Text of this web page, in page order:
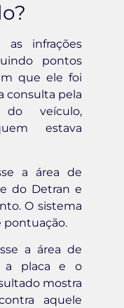
infrações
pontos
que ele foi
consulta pela
veículo,
estava
a área de
do Detran e
O sistema
pontuação.
a área de
a placa e o
mostra
aquele